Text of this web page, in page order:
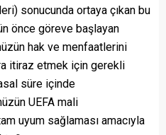
sonucunda ortaya çıkan bu
önce göreve başlayan
hak ve menfaatlerini
itiraz etmek için gerekli
süre içinde
UEFA mali
uyum sağlaması amacıyla